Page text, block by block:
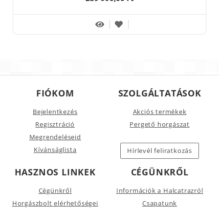
FIÓKOM
Bejelentkezés
Regisztráció
Megrendeléseid
Kívánságlista
SZOLGÁLTATÁSOK
Akciós termékek
Pergető horgászat
Hírlevél feliratkozás
HASZNOS LINKEK
Cégünkről
Horgászbolt elérhetőségei
CÉGÜNKRŐL
Információk a Halcatrazról
Csapatunk